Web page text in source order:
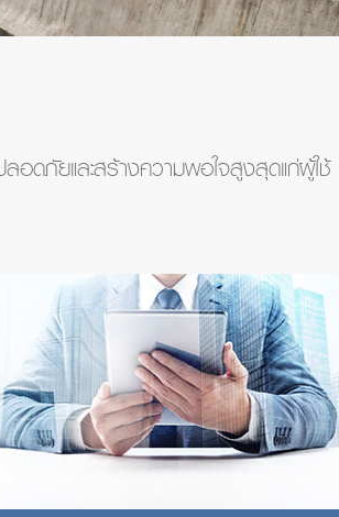
ดภัยและสร้างความพอใจสูงสุดแก่ผู้ใช้